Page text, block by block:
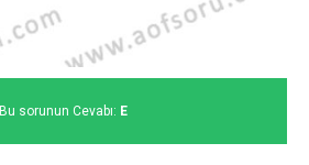
Bu sorunun Cevabı: E